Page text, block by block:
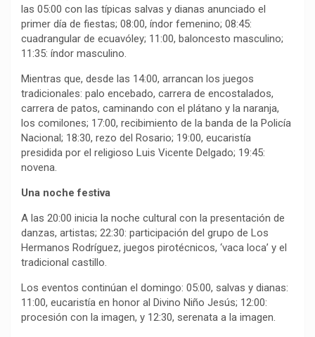
las 05:00 con las típicas salvas y dianas anunciado el
primer día de fiestas; 08:00, índor femenino; 08:45:
cuadrangular de ecuavóley; 11:00, baloncesto masculino;
11:35: índor masculino.
Mientras que, desde las 14:00, arrancan los juegos
tradicionales: palo encebado, carrera de encostalados,
carrera de patos, caminando con el plátano y la naranja,
los comilones; 17:00, recibimiento de la banda de la Policía
Nacional; 18:30, rezo del Rosario; 19:00, eucaristía
presidida por el religioso Luis Vicente Delgado; 19:45:
novena.
Una noche festiva
A las 20:00 inicia la noche cultural con la presentación de
danzas, artistas; 22:30: participación del grupo de Los
Hermanos Rodríguez, juegos pirotécnicos, ‘vaca loca’ y el
tradicional castillo.
Los eventos continúan el domingo: 05:00, salvas y dianas:
11:00, eucaristía en honor al Divino Niño Jesús; 12:00:
procesión con la imagen, y 12:30, serenata a la imagen.